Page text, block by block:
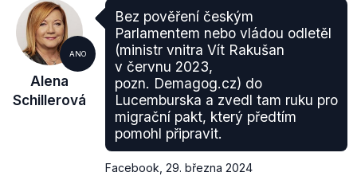
ANO
Alena
Schillerová
Bez pověření českým
Parlamentem nebo vládou odletěl
(ministr vnitra Vít Rakušan
v červnu 2023,
pozn. Demagog.cz) do
Lucemburska a zvedl tam ruku pro
migrační pakt, který předtím
pomohl připravit.
Facebook 29. března 2024